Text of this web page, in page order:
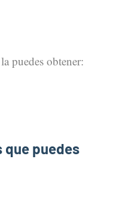
puedes obtener:
que puedes